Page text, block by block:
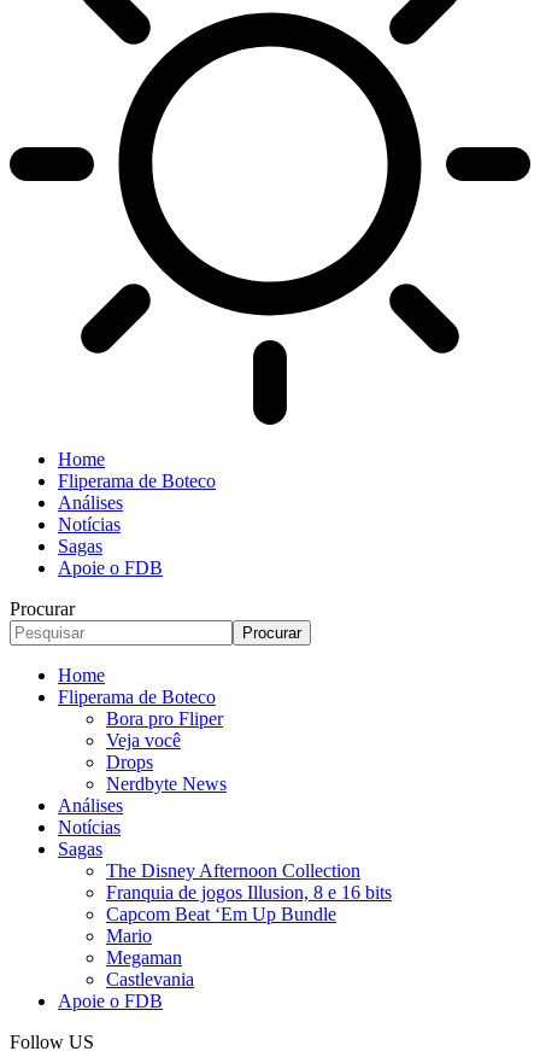
Home
Fliperama de Boteco
Análises
Notícias
Sagas
Apoie o FDB
Procurar
Home
Fliperama de Boteco
Bora pro Fliper
Veja você
Drops
Nerdbyte News
Análises
Notícias
Sagas
The Disney Afternoon Collection
Franquia de jogos Illusion, 8 e 16 bits
Capcom Beat ‘Em Up Bundle
Mario
Megaman
Castlevania
Apoie o FDB
Follow US